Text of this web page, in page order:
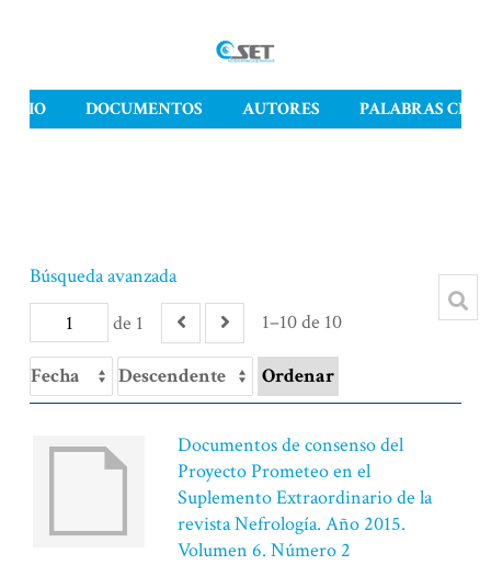
DOCUMENTOS AUTORES PALABRAS
de 1 1–10 de 10
Búsqueda avanzada
Ordenar
Documentos de consenso del
Proyecto Prometeo en el
Suplemento Extraordinario de la
revista Nefrología. Año 2015.
Volumen 6. Número 2